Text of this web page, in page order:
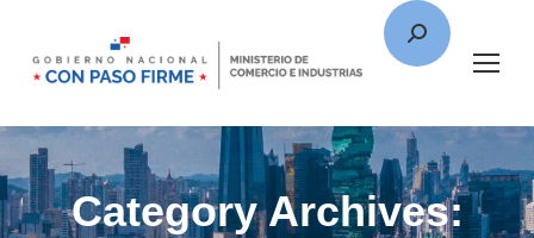
Category Archives: